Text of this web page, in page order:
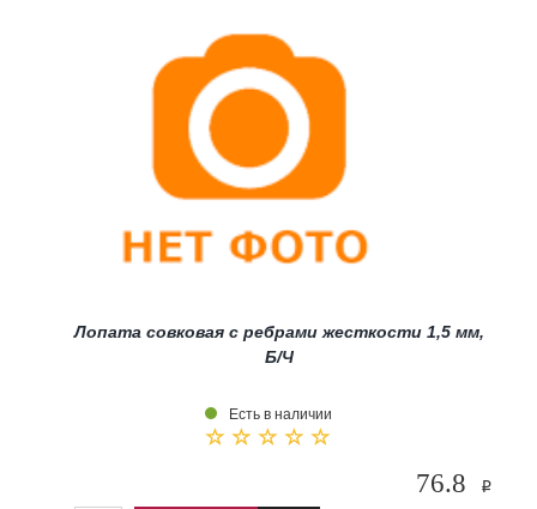
Лопата совковая с ребрами жесткости 1,5 мм,
Б/Ч
Есть в наличии
76.8 i